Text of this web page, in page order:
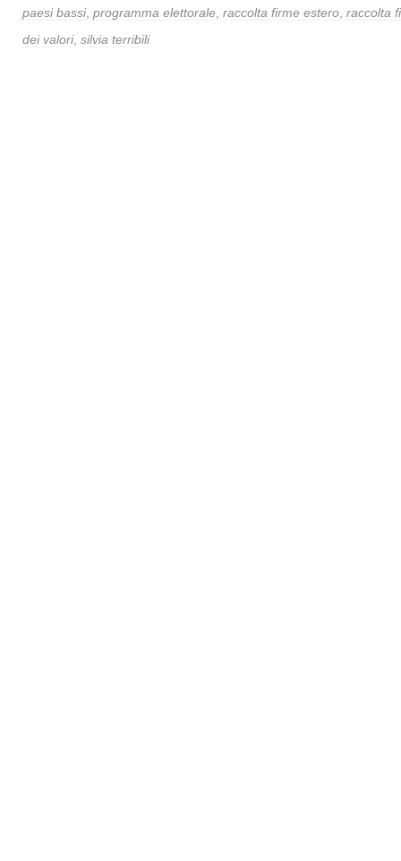
paesi bassi, programma elettorale raccolta firme estero raccolta
dei valori, silvia terribili